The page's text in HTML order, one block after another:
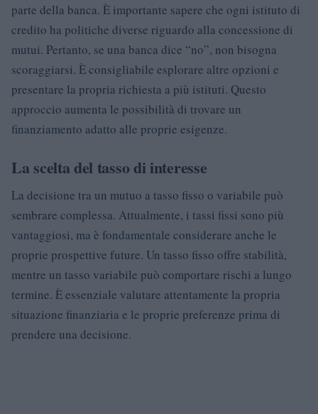
parte della banca. È importante sapere che ogni istituto di
credito ha politiche diverse riguardo alla concessione di
mutui. Pertanto, se una banca dice “no”, non bisogna
scoraggiarsi. È consigliabile esplorare altre opzioni e
presentare la propria richiesta a più istituti. Questo
approccio aumenta le possibilità di trovare un
finanziamento adatto alle proprie esigenze.
La scelta del tasso di interesse
La decisione tra un mutuo a tasso fisso o variabile può
sembrare complessa. Attualmente, i tassi fissi sono più
vantaggiosi, ma è fondamentale considerare anche le
proprie prospettive future. Un tasso fisso offre stabilità,
mentre un tasso variabile può comportare rischi a lungo
termine. È essenziale valutare attentamente la propria
situazione finanziaria e le proprie preferenze prima di
prendere una decisione.